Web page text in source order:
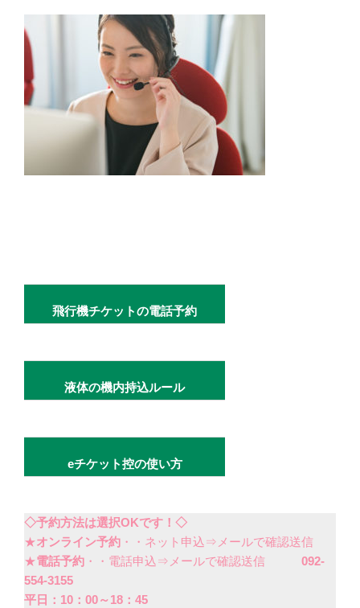
飛行機チケットの電話予約
液体の機内持込ルール
eチケット控の使い方
◇予約方法は選択OKです！◇
★オンライン予約 ・・ネット申込⇒メールで確認送信
★電話予約 ・・電話申込⇒メールで確認送信 092-
554-3155
平日：10：00～18：45